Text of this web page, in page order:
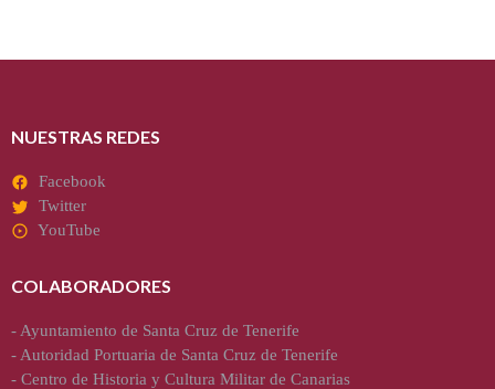
NUESTRAS REDES
Facebook
Twitter
YouTube
COLABORADORES
- Ayuntamiento de Santa Cruz de Tenerife
- Autoridad Portuaria de Santa Cruz de Tenerife
- Centro de Historia y Cultura Militar de Canarias